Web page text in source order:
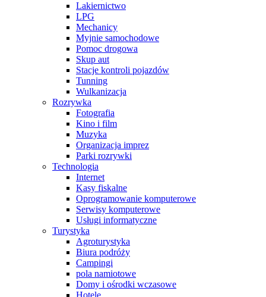
Lakiernictwo
LPG
Mechanicy
Myjnie samochodowe
Pomoc drogowa
Skup aut
Stacje kontroli pojazdów
Tunning
Wulkanizacja
Rozrywka
Fotografia
Kino i film
Muzyka
Organizacja imprez
Parki rozrywki
Technologia
Internet
Kasy fiskalne
Oprogramowanie komputerowe
Serwisy komputerowe
Usługi informatyczne
Turystyka
Agroturystyka
Biura podróży
Campingi
pola namiotowe
Domy i ośrodki wczasowe
Hotele